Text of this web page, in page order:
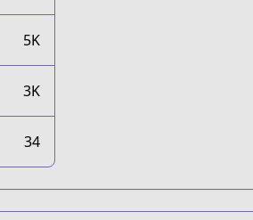
5K
3K
34